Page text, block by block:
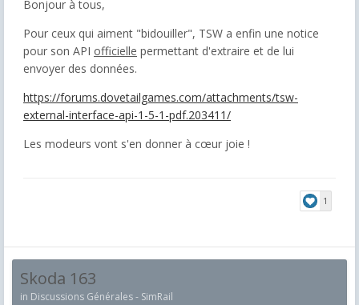
Bonjour à tous,
Pour ceux qui aiment "bidouiller", TSW a enfin une notice
pour son API officielle permettant d'extraire et de lui
envoyer des données.
https://forums.dovetailgames.com/attachments/tsw-
external-interface-api-1-5-1-pdf.203411/
Les modeurs vont s'en donner à cœur joie !
1
Skoda 163
in Discussions Générales - SimRail